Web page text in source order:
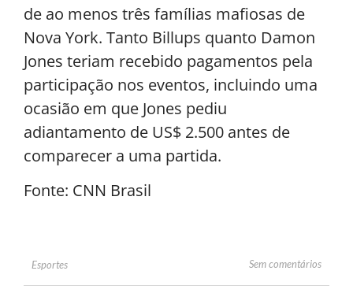
de ao menos três famílias mafiosas de
Nova York. Tanto Billups quanto Damon
Jones teriam recebido pagamentos pela
participação nos eventos, incluindo uma
ocasião em que Jones pediu
adiantamento de US$ 2.500 antes de
comparecer a uma partida.
Fonte: CNN Brasil
Esportes Sem comentários